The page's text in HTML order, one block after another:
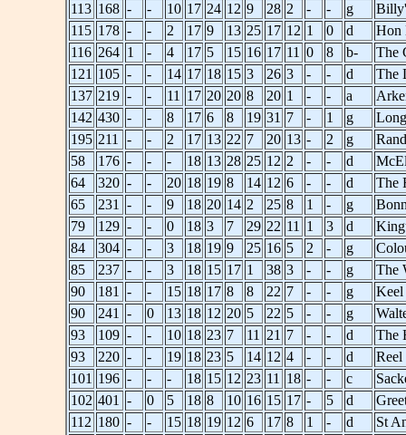
113 168 - - 10 17 24 12 9 28 2 - - g
115 178 - - 2 17 9 13 25 17 12 1 0 d
Hon
116 264 1 - 4 17 5 15 16 17 11 0 8 b-
The
121 105 - - 14 17 18 15 3 26 3 - - d
The
137 219 - - 11 17 20 20 8 20 1 - - a
142 430 - - 8 17 6 8 19 31 7 - 1 g
195 211 - - 2 17 13 22 7 20 13 - 2 g
58
176 - - - 18 13 28 25 12 2 - - d
64
320 - - 20 18 19 8 14 12 6 - - d
The
65
231 - - 9 18 20 14 2 25 8 1 - g
79
129 - - 0 18 3 7 29 22 11 1 3 d
84
304 - - 3 18 19 9 25 16 5 2 - g
85
237 - - 3 18 15 17 1 38 3 - - g
The
90
181 - - 15 18 17 8 8 22 7 - - g
90
241 - 0 13 18 12 20 5 22 5 - - g
93
109 - - 10 18 23 7 11 21 7 - - d
The
93
220 - - 19 18 23 5 14 12 4 - - d
101 196 - - - 18 15 12 23 11 18 - - c
102 401 - 0 5 18 8 10 16 15 17 - 5 d
112 180 - - 15 18 19 12 6 17 8 1 - d
St